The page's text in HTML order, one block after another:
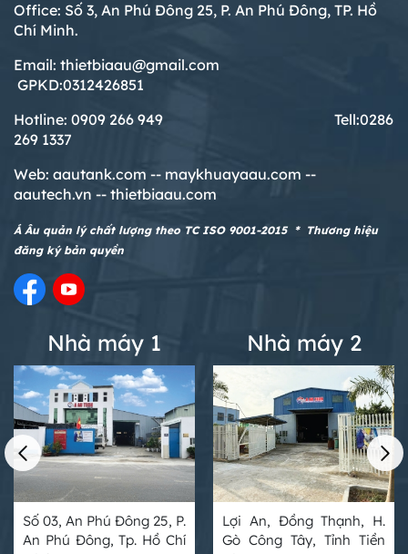
Office: Số 3, An Phú Đông 25, P. An Phú Đông, TP. Hồ
Chí Minh.
Email: thietbiaau@gmail.com
GPKD:0312426851
Hotline: 0909 266 949 Tell:0286
269 1337
Web: aautank.com -- maykhuayaau.com --
aautech.vn -- thietbiaau.com
Á Âu quản lý chất lượng theo TC ISO 9001-2015 * Thương hiệu
đăng ký bản quyền
Nhà máy 1
Số 03, An Phú Đông 25, P.
An Phú Đông, Tp. Hồ Chí
Nhà máy 2
Lợi An, Đồng Thạnh, H.
Gò Công Tây, Tỉnh Tiền